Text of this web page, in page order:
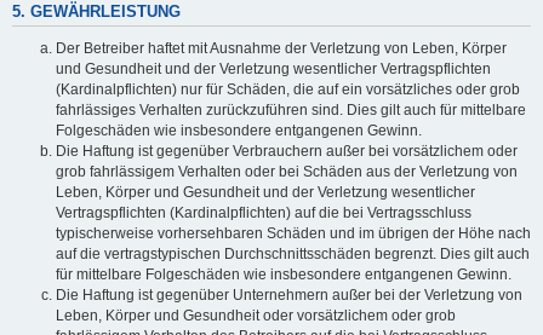
5. GEWÄHRLEISTUNG
Der Betreiber haftet mit Ausnahme der Verletzung von Leben, Körper
und Gesundheit und der Verletzung wesentlicher Vertragspflichten
(Kardinalpflichten) nur für Schäden, die auf ein vorsätzliches oder grob
fahrlässiges Verhalten zurückzuführen sind. Dies gilt auch für mittelbare
Folgeschäden wie insbesondere entgangenen Gewinn.
Die Haftung ist gegenüber Verbrauchern außer bei vorsätzlichem oder
grob fahrlässigem Verhalten oder bei Schäden aus der Verletzung von
Leben, Körper und Gesundheit und der Verletzung wesentlicher
Vertragspflichten (Kardinalpflichten) auf die bei Vertragsschluss
typischerweise vorhersehbaren Schäden und im übrigen der Höhe nach
auf die vertragstypischen Durchschnittsschäden begrenzt. Dies gilt auch
für mittelbare Folgeschäden wie insbesondere entgangenen Gewinn.
Die Haftung ist gegenüber Unternehmern außer bei der Verletzung von
Leben, Körper und Gesundheit oder vorsätzlichem oder grob